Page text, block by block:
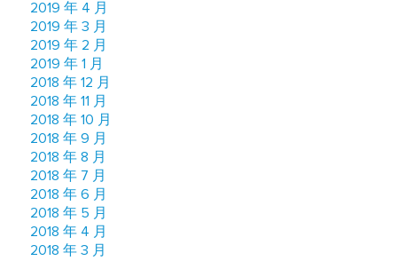
2019 年 4 月
2019 年 3 月
2019 年 2 月
2019 年 1 月
2018 年 12 月
2018 年 11 月
2018 年 10 月
2018 年 9 月
2018 年 8 月
2018 年 7 月
2018 年 6 月
2018 年 5 月
2018 年 4 月
2018 年 3 月